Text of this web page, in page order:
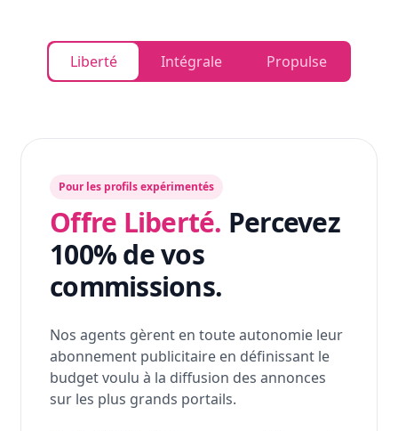
Liberté Intégrale Propulse
Pour les profils expérimentés
Offre Liberté. Percevez
100% de vos
commissions.
Nos agents gèrent en toute autonomie leur
abonnement publicitaire en définissant le
budget voulu à la diffusion des annonces
sur les plus grands portails.